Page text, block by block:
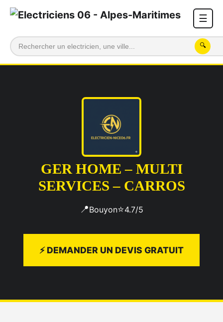
☰
🔍
GER HOME – MULTI
SERVICES – CARROS
📍Bouyon⭐4.7/5
⚡ DEMANDER UN DEVIS GRATUIT